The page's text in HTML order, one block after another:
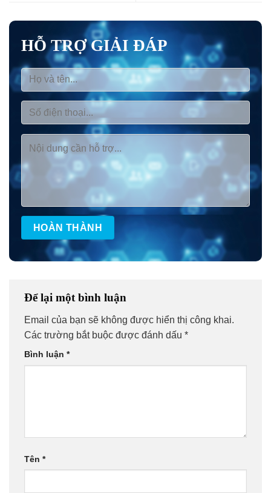
HỖ TRỢ GIẢI ĐÁP
Để lại một bình luận
Email của bạn sẽ không được hiển thị công khai.
Các trường bắt buộc được đánh dấu *
Bình luận *
Tên *